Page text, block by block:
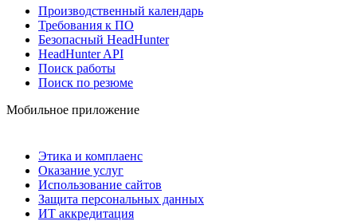
Производственный календарь
Требования к ПО
Безопасный HeadHunter
HeadHunter API
Поиск работы
Поиск по резюме
Мобильное приложение
Этика и комплаенс
Оказание услуг
Использование сайтов
Защита персональных данных
ИТ аккредитация